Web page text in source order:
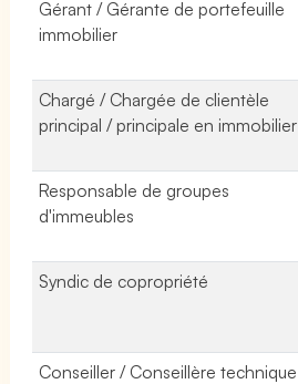
Gérant / Gérante de portefeuille
immobilier
Chargé / Chargée de clientèle
principal / principale en immobilier
Responsable de groupes
d'immeubles
Syndic de copropriété
Conseiller / Conseillère technique